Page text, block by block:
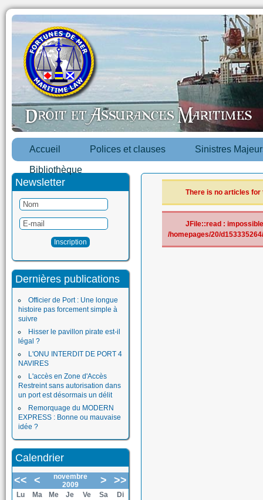
Accueil Polices et clauses Sinistres
Bibliothèque
Newsletter
Dernières publications
Officier de Port : Une longue
histoire pas forcement simple à
suivre
Hisser le pavillon pirate est-il
légal ?
L'ONU INTERDIT DE PORT 4
NAVIRES
L'accès en Zone d'Accès
Restreint sans autorisation dans
un port est désormais un délit
Remorquage du MODERN
EXPRESS : Bonne ou mauvaise
idée ?
Calendrier
<<
<
novembre
2009
> >>
Lu Ma Me Je Ve Sa
Di
There is no articles for
JFile::read :
/homepages/20/